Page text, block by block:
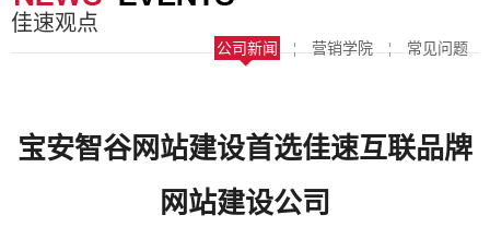
佳速观点
公司新闻 ¦ 营销学院 ¦ 常见问题
宝安智谷网站建设首选佳速互联品牌
网站建设公司